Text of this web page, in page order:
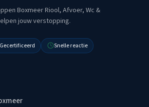
Boxmeer Riool, Afvoer, Wc &
jouw verstopping.
Snelle reactie